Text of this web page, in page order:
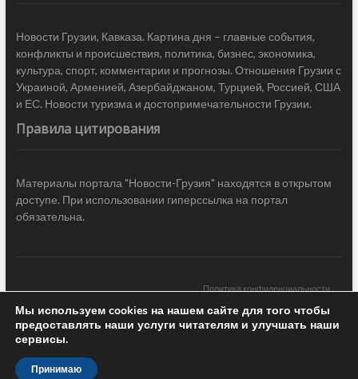
Новости Грузии, Кавказа. Картина дня – главные события,
конфликты и происшествия, политика, бизнес, экономика,
культура, спорт, комментарии и прогнозы. Отношения Грузии с
Украиной, Арменией, Азербайджаном, Турцией, Россией, США
и ЕС. Новости туризма и достопримечательности Грузии.
Правила цитирования
Материалы портала "Новости-Грузия" находятся в открытом
доступе. При использовании гиперссылка на портал
обязательна.
Политика конфиденциальности
Новости Грузии| Black Sea Press LTD © 2020 All Rights Reserved /
Design & development —
Мы используем cookies на нашем сайте для того чтобы
предоставлять наши услуги читателям и улучшать наши
сервисы.
Принимаю